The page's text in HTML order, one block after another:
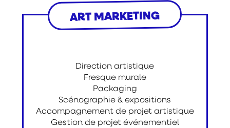
ART MARKETING
Direction artistique
Fresque murale
Packaging
Scénographie & expositions
Accompagnement de projet artistique
Gestion de projet événementiel